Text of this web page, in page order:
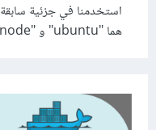
استخدمنا في جزئية
هما "ubuntu" و "node" ونفّذنا بعض الأعمال يدويًا...